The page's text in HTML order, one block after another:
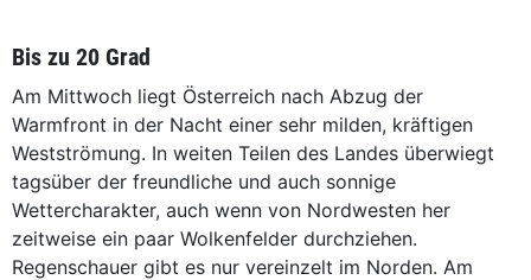
Bis zu 20 Grad
Am Mittwoch liegt Österreich nach Abzug der
Warmfront in der Nacht einer sehr milden, kräftigen
Westströmung. In weiten Teilen des Landes überwiegt
tagsüber der freundliche und auch sonnige
Wettercharakter, auch wenn von Nordwesten her
zeitweise ein paar Wolkenfelder durchziehen.
Regenschauer gibt es nur vereinzelt im Norden. Am